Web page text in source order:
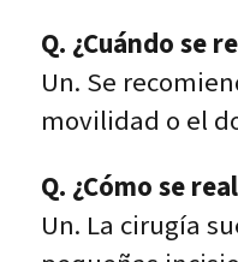
Q. ¿Cuándo se
Un. Se
movilidad o el
Q. ¿Cómo se
Un. La cirugía